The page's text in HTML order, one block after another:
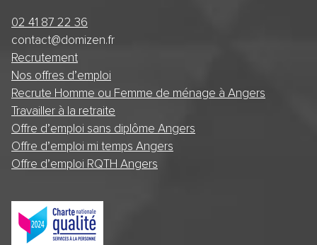
02 41 87 22 36
contact@domizen.fr
Recrutement
Nos offres d’emploi
Recrute Homme ou Femme de ménage à Angers
Travailler à la retraite
Offre d’emploi sans diplôme Angers
Offre d’emploi mi temps Angers
Offre d’emploi RQTH Angers